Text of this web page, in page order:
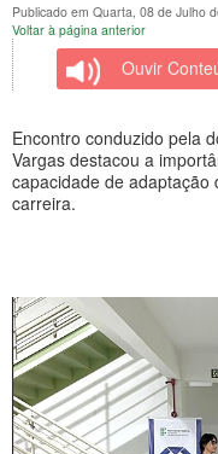
Publicado em Quarta, 08 de Julho
Voltar à página anterior
Ouvir
Encontro conduzido pela
Vargas destacou a
capacidade de adaptação
carreira.